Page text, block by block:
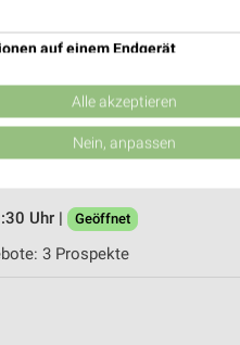
Uhr | Geöffnet
Uhr |
Geöffnet
3 Prospekte
auf einem Endgerät
von Werbeanzeigen
Werbung
von Inhalten
Alle akzeptieren
Nein, anpassen